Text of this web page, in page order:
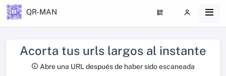
QR-MAN
Acorta tus urls largos al instante
Abre una URL después de haber sido escaneada